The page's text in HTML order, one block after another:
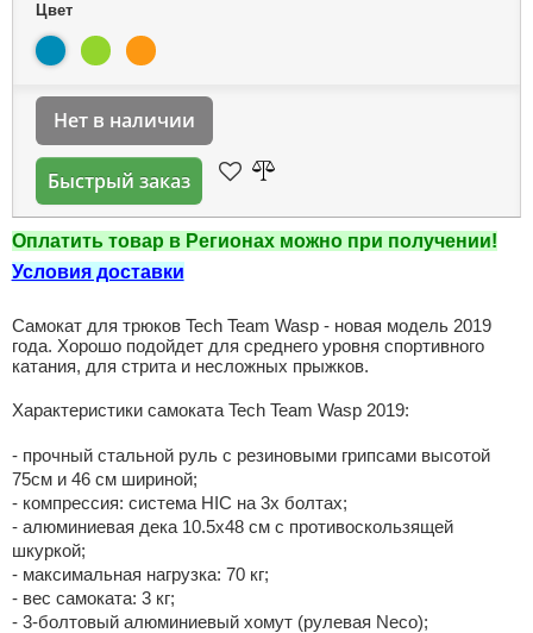
Цвет
Нет в наличии
Быстрый заказ
Оплатить товар в Регионах можно при получении!
Условия доставки
Cамокат для трюков Tech Team Wasp - новая модель 2019
года. Хорошо подойдет для среднего уровня спортивного
катания, для стрита и несложных прыжков.
Характеристики самоката Tech Team Wasp 2019:
- прочный стальной руль с резиновыми грипсами высотой
75см и 46 см шириной;
- компрессия: система HIC на 3х болтах;
- алюминиевая дека 10.5х48 см с противоскользящей
шкуркой;
- максимальная нагрузка: 70 кг;
- вес самоката: 3 кг;
- 3-болтовый алюминиевый хомут (рулевая Neco);